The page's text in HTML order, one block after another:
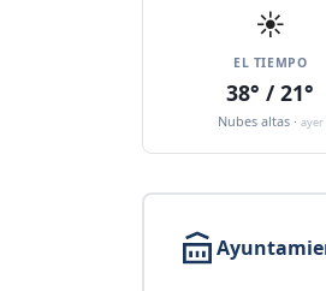
☀️
EL TIEMPO
38° / 21°
Nubes altas · ayer